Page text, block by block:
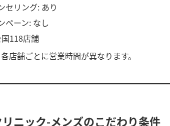
セリング: あり
ペーン: なし
118店舗
各店舗ごとに営業時間が異なります。
ニック-メンズのこだわり条件